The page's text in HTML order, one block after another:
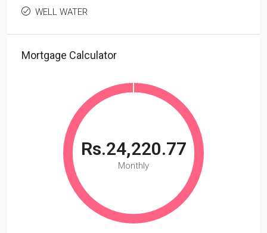
WELL WATER
Mortgage Calculator
Rs.24,220.77
Monthly